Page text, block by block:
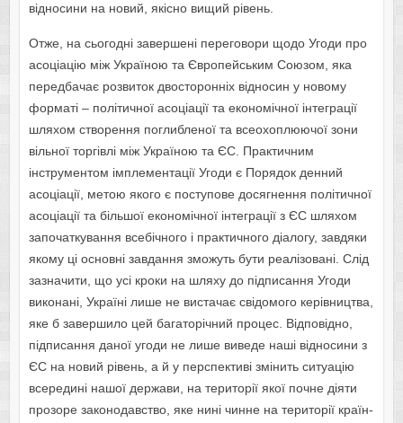
відносини на новий, якісно вищий рівень.
Отже, на сьогодні завершені переговори щодо Угоди про
асоціацію між Україною та Європейським Союзом, яка
передбачає розвиток двосторонніх відносин у новому
форматі – політичної асоціації та економічної інтеграції
шляхом створення поглибленої та всеохоплюючої зони
вільної торгівлі між Україною та ЄС. Практичним
інструментом імплементації Угоди є Порядок денний
асоціації, метою якого є поступове досягнення політичної
асоціації та більшої економічної інтеграції з ЄС шляхом
започаткування всебічного і практичного діалогу, завдяки
якому ці основні завдання зможуть бути реалізовані. Слід
зазначити, що усі кроки на шляху до підписання Угоди
виконані, Україні лише не вистачає свідомого керівництва,
яке б завершило цей багаторічний процес. Відповідно,
підписання даної угоди не лише виведе наші відносини з
ЄС на новий рівень, а й у перспективі змінить ситуацію
всередині нашої держави, на території якої почне діяти
прозоре законодавство, яке нині чинне на території країн-